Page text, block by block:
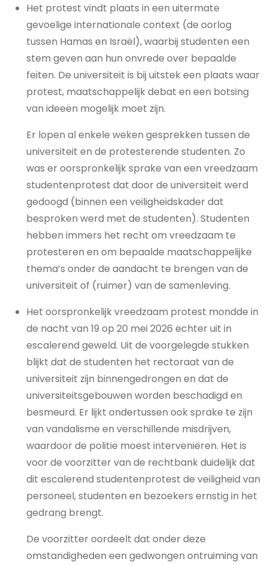
Het protest vindt plaats in een uitermate
gevoelige internationale context (de oorlog
tussen Hamas en Israël), waarbij studenten een
stem geven aan hun onvrede over bepaalde
feiten. De universiteit is bij uitstek een plaats waar
protest, maatschappelijk debat en een botsing
van ideeën mogelijk moet zijn.
Er lopen al enkele weken gesprekken tussen de
universiteit en de protesterende studenten. Zo
was er oorspronkelijk sprake van een vreedzaam
studentenprotest dat door de universiteit werd
gedoogd (binnen een veiligheidskader dat
besproken werd met de studenten). Studenten
hebben immers het recht om vreedzaam te
protesteren en om bepaalde maatschappelijke
thema’s onder de aandacht te brengen van de
universiteit of (ruimer) van de samenleving.
Het oorspronkelijk vreedzaam protest mondde in
de nacht van 19 op 20 mei 2026 echter uit in
escalerend geweld. Uit de voorgelegde stukken
blijkt dat de studenten het rectoraat van de
universiteit zijn binnengedrongen en dat de
universiteitsgebouwen worden beschadigd en
besmeurd. Er lijkt ondertussen ook sprake te zijn
van vandalisme en verschillende misdrijven,
waardoor de politie moest interveniëren. Het is
voor de voorzitter van de rechtbank duidelijk dat
dit escalerend studentenprotest de veiligheid van
personeel, studenten en bezoekers ernstig in het
gedrang brengt.
De voorzitter oordeelt dat onder deze
omstandigheden een gedwongen ontruiming van